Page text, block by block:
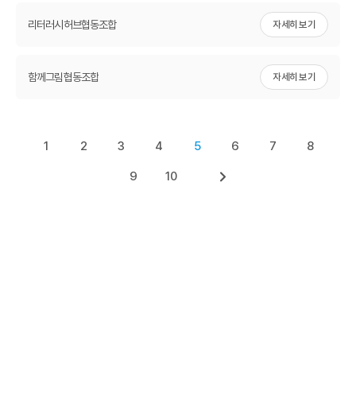
리터러시허브협동조합 자세히 보기
함께그림협동조합 자세히 보기
1 2 3 4 5 6 7 8
9 10